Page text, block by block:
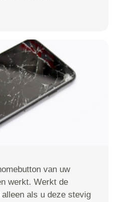
van uw
werkt. Werkt de
als u deze stevig